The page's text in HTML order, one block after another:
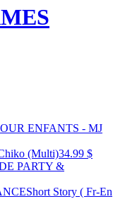
(Multi)34.99 $
Short Story ( Fr-En